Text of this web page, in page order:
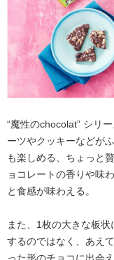
“魔性のchocolat” シリ
ーツやクッキーなどが
も楽しめる、ちょっと
ョコレートの香りや味
と食感が味わえる。
また、1枚の大きな板
するのではなく、あえ